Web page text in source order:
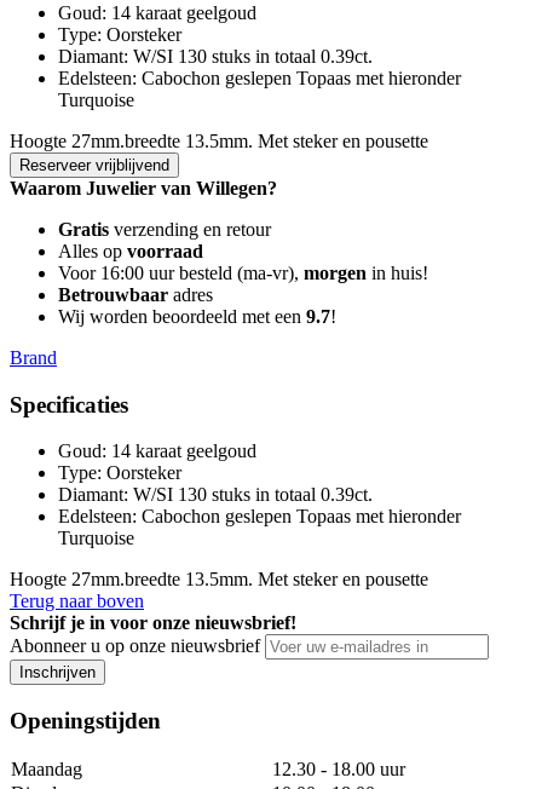
Goud: 14 karaat geelgoud
Type: Oorsteker
Diamant: W/SI 130 stuks in totaal 0.39ct.
Edelsteen: Cabochon geslepen Topaas met hieronder
Turquoise
Hoogte 27mm.breedte 13.5mm. Met steker en pousette
Reserveer vrijblijvend
Waarom Juwelier van Willegen?
Gratis verzending en retour
Alles op voorraad
Voor 16:00 uur besteld (ma-vr), morgen in huis!
Betrouwbaar adres
Wij worden beoordeeld met een 9.7!
Brand
Specificaties
Goud: 14 karaat geelgoud
Type: Oorsteker
Diamant: W/SI 130 stuks in totaal 0.39ct.
Edelsteen: Cabochon geslepen Topaas met hieronder
Turquoise
Hoogte 27mm.breedte 13.5mm. Met steker en pousette
Terug naar boven
Schrijf je in voor onze nieuwsbrief!
Abonneer u op onze nieuwsbrief
Inschrijven
Openingstijden
Maandag
12.30 - 18.00 uur